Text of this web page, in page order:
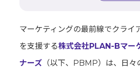
マーケティングの最前線でクライ
を支援する株式会社PLAN-Bマー
ナーズ （以下、PBMP）は、日々